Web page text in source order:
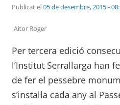
Publicat el05 de desembre, 2015 -
Aitor Roger
Per tercera edició
l’Institut Serrallarga han
de fer el pessebre
s’instal·la cada any al